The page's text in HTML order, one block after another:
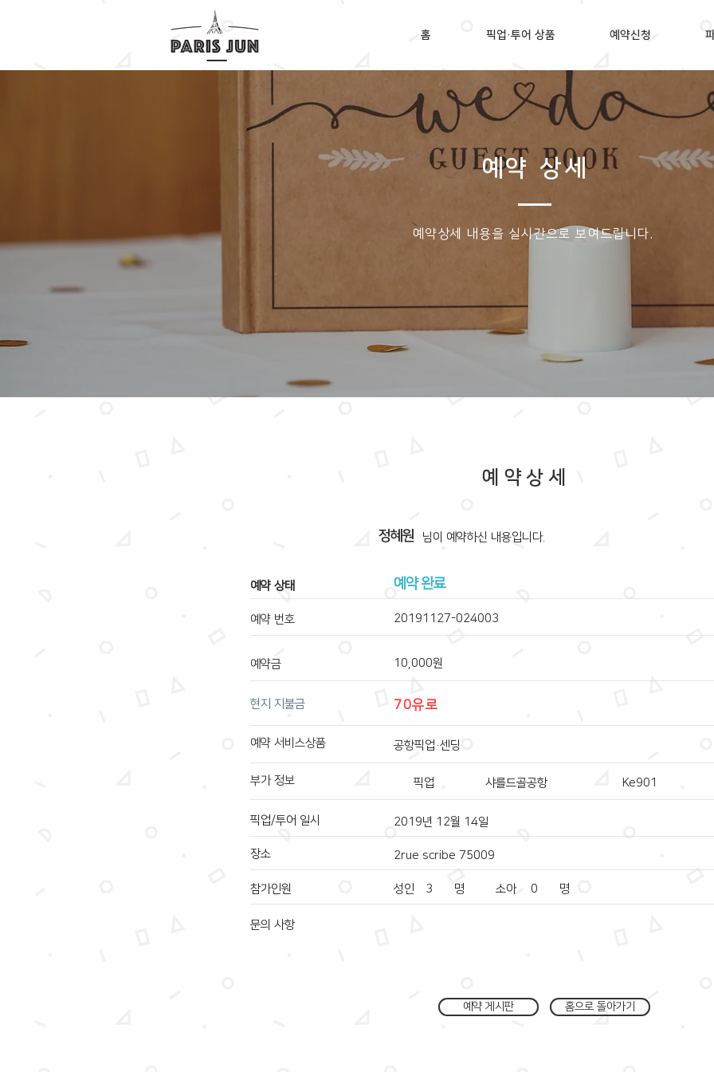
홈 픽업·투어 상품 예약신청
예약 상세
​예약상세 내용을 실시간으로 보여드립니다.
예약상세
정혜원 ​님이 예약하신 내용입니다.
예약금
참가인원
문의 사항
2019년 12월 14일
​예약 상태
픽업/투어 일시
70유로
​현지 지불금
예약 번호 20191127-024003
예약 서비스상품 공항픽업·센딩
픽업
부가 정보
장소
예약 완료
2rue scribe 75009
성인 3 명 소아 0 명
Ke901
샤를드골공항
10,000원
예약 게시판 홈으로 돌아가기